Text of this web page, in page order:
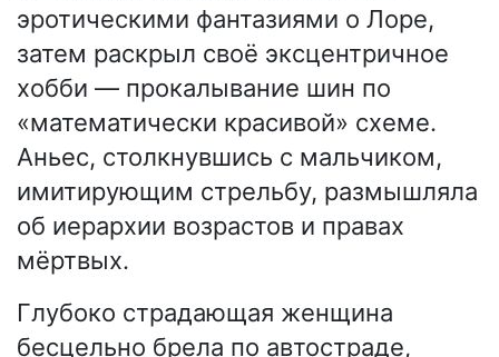
эротическими фантазиями о Лоре,
затем раскрыл своё эксцентричное
хобби — прокалывание шин по
«математически красивой» схеме.
Аньес, столкнувшись с мальчиком,
имитирующим стрельбу, размышляла
об иерархии возрастов и правах
мёртвых.
Глубоко страдающая женщина
бесцельно брела по автостраде,